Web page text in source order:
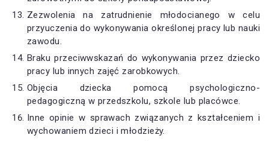
Zezwolenia na zatrudnienie młodocianego w celu
przyuczenia do wykonywania określonej pracy lub nauki
zawodu.
Braku przeciwwskazań do wykonywania przez dziecko
pracy lub innych zajęć zarobkowych.
Objęcia dziecka pomocą psychologiczno-
pedagogiczną w przedszkolu, szkole lub placówce.
Inne opinie w sprawach związanych z kształceniem i
wychowaniem dzieci i młodzieży.